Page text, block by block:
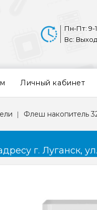
Пн-Пт: 9-
Вс:
Личный кабинет
Флеш накопитель
г. Луганск,